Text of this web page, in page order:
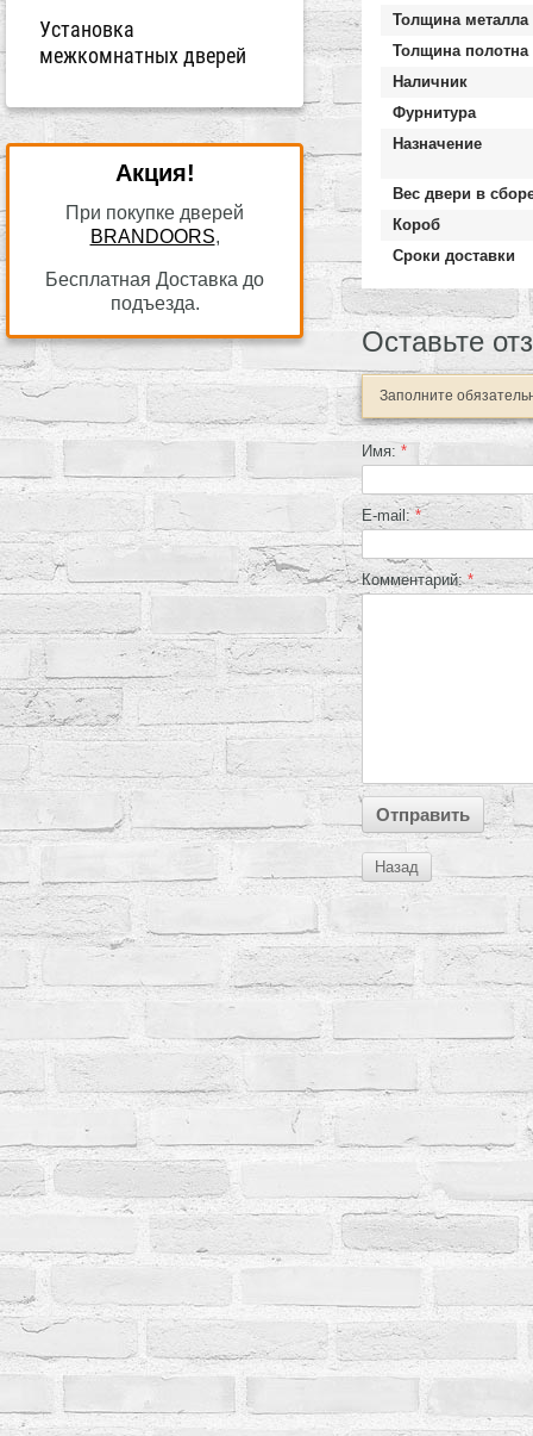
Установка
межкомнатных дверей
Акция!
При покупке дверей
BRANDOORS,
Бесплатная Доставка до
подъезда.
Толщина металла
Толщина полотна
Наличник
Фурнитура
Назначение
Вес двери в
Короб
Сроки доставки
Оставьте
Заполните
Имя: *
E-mail:*
Комментарий:*
Назад